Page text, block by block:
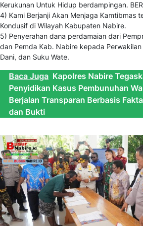
Kerukunan Untuk Hidup berdampingan.
4) Kami Berjanji Akan Menjaga Kamtibmas
Kondusif di Wilayah Kabupaten Nabire.
5) Penyerahan dana perdamaian dari
dan Pemda Kab. Nabire kepada Perwakilan
Dani, dan Suku Wate.
Baca Juga Kapolres Nabire
Penyidikan Kasus Pembunuhan
Berjalan Transparan Berbasis Fakta
dan Bukti